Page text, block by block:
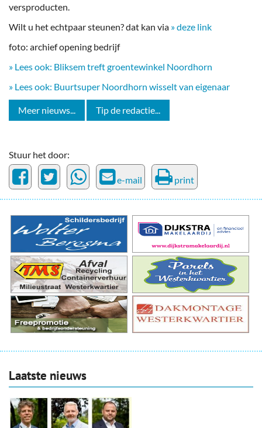
versproducten.
Wilt u het echtpaar steunen? dat kan via » deze link
foto: archief opening bedrijf
» Lees ook: Bliksem treft groentewinkel Noordhorn
» Lees ook: Buurtsuper Noordhorn wisselt van eigenaar
Meer nieuws... Tip de redactie...
Stuur het door:
e-mail print
Laatste nieuws